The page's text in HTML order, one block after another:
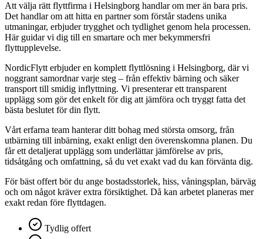
Att välja rätt flyttfirma i Helsingborg handlar om mer än bara pris.
Det handlar om att hitta en partner som förstår stadens unika
utmaningar, erbjuder trygghet och tydlighet genom hela processen.
Här guidar vi dig till en smartare och mer bekymmersfri
flyttupplevelse.
NordicFlytt erbjuder en komplett flyttlösning i Helsingborg, där vi
noggrant samordnar varje steg – från effektiv bärning och säker
transport till smidig inflyttning. Vi presenterar ett transparent
upplägg som gör det enkelt för dig att jämföra och tryggt fatta det
bästa beslutet för din flytt.
Vårt erfarna team hanterar ditt bohag med största omsorg, från
utbärning till inbärning, exakt enligt den överenskomna planen. Du
får ett detaljerat upplägg som underlättar jämförelse av pris,
tidsåtgång och omfattning, så du vet exakt vad du kan förvänta dig.
För bäst offert bör du ange bostadsstorlek, hiss, våningsplan, bärväg
och om något kräver extra försiktighet. Då kan arbetet planeras mer
exakt redan före flyttdagen.
Tydlig offert